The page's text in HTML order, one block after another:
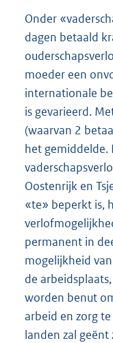
Onder
dagen betaald
moeder een
internationale
is gevarieerd.
(waarvan 2
het gemiddelde.
Oostenrijk en
«te» beperkt is,
permanent in
mogelijkheid
de
worden benut
arbeid en zorg
landen zal